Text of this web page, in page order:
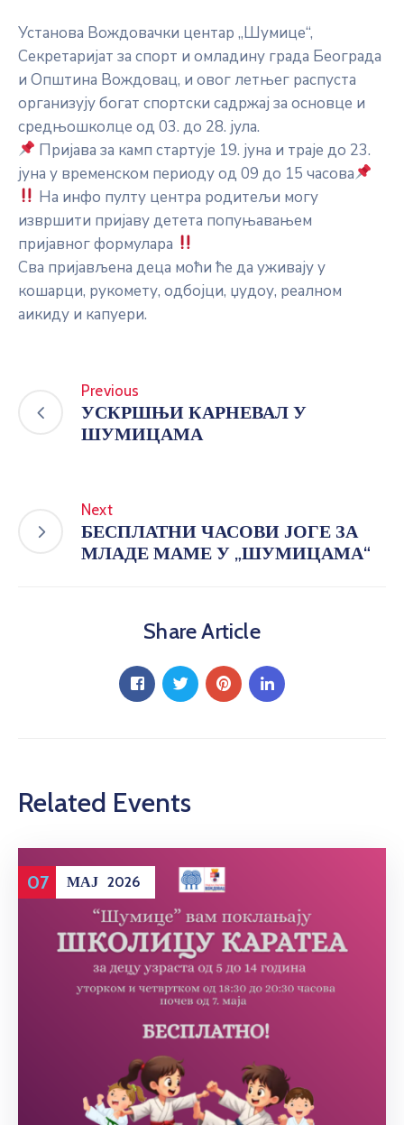
Установа Вождовачки центар „Шумице“,
Секретаријат за спорт и омладину града Београда
и Општина Вождовац, и овог летњег распуста
организују богат спортски садржај за основце и
средњошколце од 03. до 28. јула.
Пријава за камп стартује 19. јуна и траје до 23.
јуна у временском периоду од 09 до 15 часова
На инфо пулту центра родитељи могу
извршити пријаву детета попуњавањем
пријавног формулара
Сва пријављена деца моћи ће да уживају у
кошарци, рукомету, одбојци, џудоу, реалном
аикиду и капуери.
Previous
УСКРШЊИ КАРНЕВАЛ У
ШУМИЦАМА
Next
БЕСПЛАТНИ ЧАСОВИ ЈОГЕ ЗА
МЛАДЕ МАМЕ У „ШУМИЦАМА“
Share Article
Related Events
07 МАЈ 2026